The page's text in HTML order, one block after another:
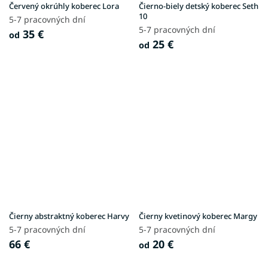
Červený okrúhly koberec Lora
5-7 pracovných dní
od 35 €
Čierno-biely detský koberec Seth
10
5-7 pracovných dní
od 25 €
Čierny abstraktný koberec Harvy
5-7 pracovných dní
66 €
Čierny kvetinový koberec Margy
5-7 pracovných dní
od 20 €